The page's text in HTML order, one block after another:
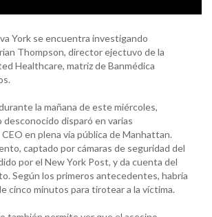
York se encuentra investigando
Thompson, director ejectuvo de la
Healthcare, matriz de Banmédica
la mañana de este miércoles,
disparó en varias
en plena vía pública de Manhattan.
captado por cámaras de seguridad del
por el New York Post, y da cuenta del
Según los primeros antecedentes, habría
cinco minutos para tirotear a la víctima.